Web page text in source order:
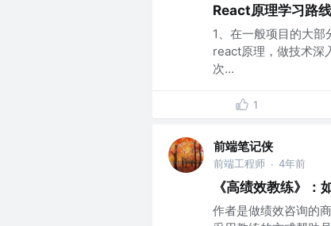
React原理学习路线
1、在一般项目的大
react原理，做技术深
次...
1
前端笔记侠
前端工程师 · 4年前
《高绩效教练》：
作者是做绩效咨询的